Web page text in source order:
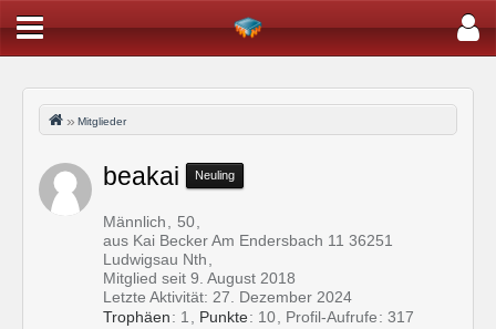
Mitglieder
beakai Neuling
Männlich
50
aus Kai Becker Am Endersbach 11 36251
Ludwigsau Nth
Mitglied seit 9. August 2018
Letzte Aktivität: 27. Dezember 2024
Trophäen
1 Punkte 10 Profil-Aufrufe 317